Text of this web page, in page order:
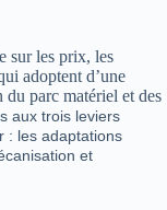
sur les prix, les
adoptent d’une
du parc matériel et des
aux trois leviers
: les adaptations
et